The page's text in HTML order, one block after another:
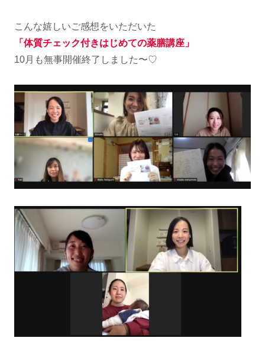
こんな嬉しいご感想をいただいた
「体質チェック付きはじめての薬膳講座」
10月も無事開催終了しました〜♡